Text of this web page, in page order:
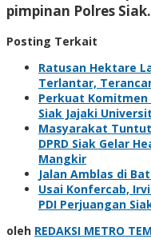
pimpinan Polres
Posting Terkait
Ratusan Hektare
Terlantar,
Perkuat Komitmen
Siak Jajaki
Masyarakat
DPRD Siak Gelar
Mangkir
Jalan Amblas di
Usai Konfercab,
PDI Perjuangan
oleh REDAKSI METRO